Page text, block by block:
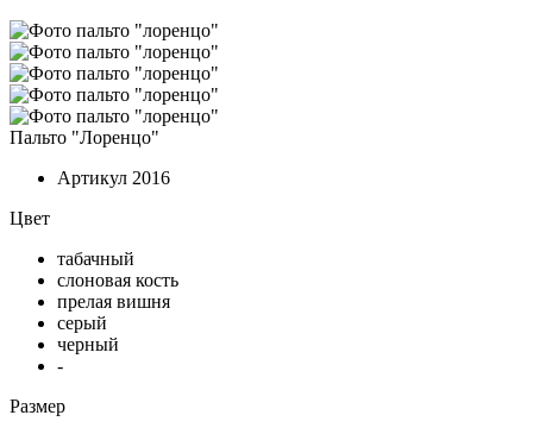
Пальто "Лоренцо"
Артикул 2016
Цвет
табачный
слоновая кость
прелая вишня
серый
черный
-
Размер